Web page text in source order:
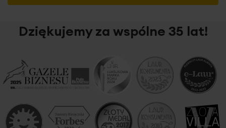
Dziękujemy za wspólne 35 lat!